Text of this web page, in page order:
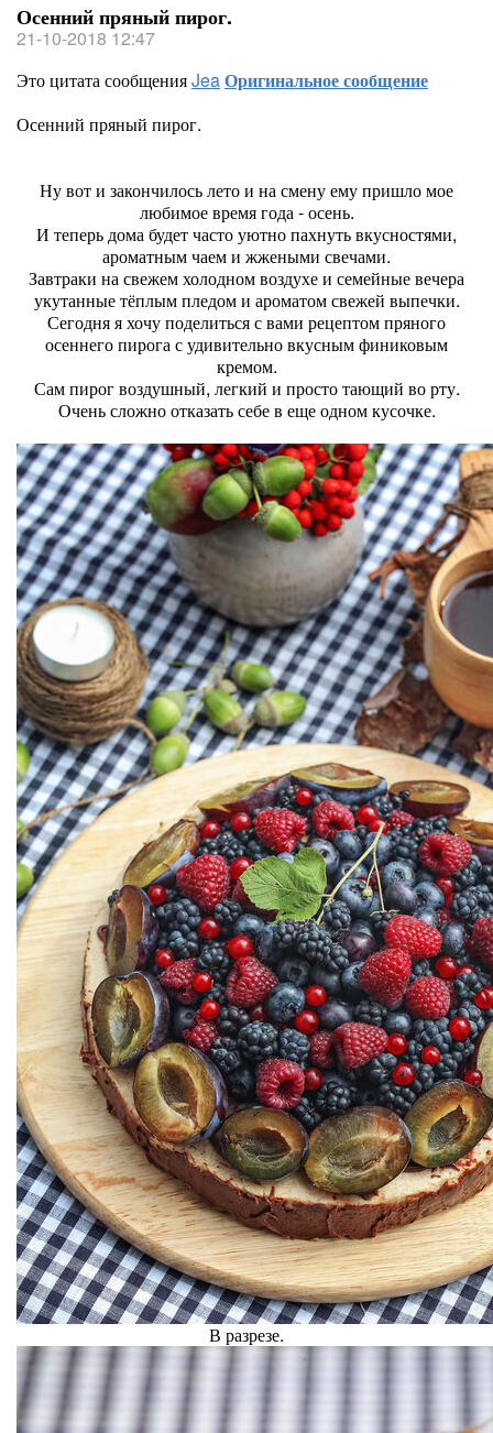
Осенний пряный пирог.
21-10-2018 12:47
Это цитата сообщенияJeaОригинальное сообщение
Осенний пряный пирог.
Ну вот и закончилось лето и на смену ему пришло мое
любимое время года - осень.
И теперь дома будет часто уютно пахнуть вкусностями,
ароматным чаем и жжеными свечами.
Завтраки на свежем холодном воздухе и семейные вечера
укутанные тёплым пледом и ароматом свежей выпечки.
Сегодня я хочу поделиться с вами рецептом пряного
осеннего пирога с удивительно вкусным финиковым
кремом.
Сам пирог воздушный, легкий и просто тающий во рту.
Очень сложно отказать себе в еще одном кусочке.
В разрезе.